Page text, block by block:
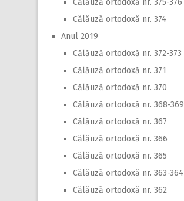
Călăuză ortodoxă nr. 374
Anul 2019
Călăuză ortodoxă nr. 372-373
Călăuză ortodoxă nr. 371
Călăuză ortodoxă nr. 370
Călăuză ortodoxă nr. 368-369
Călăuză ortodoxă nr. 367
Călăuză ortodoxă nr. 366
Călăuză ortodoxă nr. 365
Călăuză ortodoxă nr. 363-364
Călăuză ortodoxă nr. 362